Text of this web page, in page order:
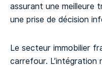
assurant une meilleure
une prise de décision
Le secteur immobilier
carrefour. L’intégration